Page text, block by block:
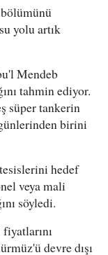
yolu artık
Mendeb
tahmin ediyor.
süper tankerin
birini
hedef
veya mali
söyledi.
devre dışı